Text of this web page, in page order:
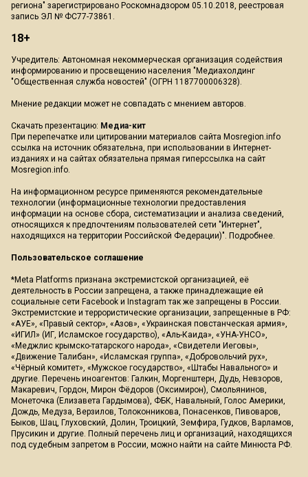
региона" зарегистрировано Роскомнадзором 05.10.2018, реестровая
запись ЭЛ № ФС77-73861.
18+
Учредитель: Автономная некоммерческая организация содействия
информированию и просвещению населения "Медиахолдинг
"Общественная служба новостей" (ОГРН 1187700006328).
Мнение редакции может не совпадать с мнением авторов.
Скачать презентацию: Медиа-кит
При перепечатке или цитировании материалов сайта Mosregion.info
ссылка на источник обязательна, при использовании в Интернет-
изданиях и на сайтах обязательна прямая гиперссылка на сайт
Mosregion.info.
На информационном ресурсе применяются рекомендательные
технологии (информационные технологии предоставления
информации на основе сбора, систематизации и анализа сведений,
относящихся к предпочтениям пользователей сети "Интернет",
находящихся на территории Российской Федерации)". Подробнее.
Пользовательское соглашение
*Meta Platforms признана экстремистской организацией, её
деятельность в России запрещена, а также принадлежащие ей
социальные сети Facebook и Instagram так же запрещены в России.
Экстремистские и террористические организации, запрещенные в РФ:
«АУЕ», «Правый сектор», «Азов», «Украинская повстанческая армия»,
«ИГИЛ» (ИГ, Исламское государство), «Аль-Каида», «УНА-УНСО»,
«Меджлис крымско-татарского народа», «Свидетели Иеговы»,
«Движение Талибан», «Исламская группа», «Добровольчий рух»,
«Чёрный комитет», «Мужское государство», «Штабы Навального» и
другие. Перечень иноагентов: Галкин, Моргенштерн, Дудь, Невзоров,
Макаревич, Гордон, Мирон Фёдоров (Оксимирон), Смольянинов,
Монеточка (Елизавета Гардымова), ФБК, Навальный, Голос Америки,
Дождь, Медуза, Верзилов, Толоконникова, Понасенков, Пивоваров,
Быков, Шац, Глуховский, Долин, Троицкий, Земфира, Гудков, Варламов,
Прусикин и другие. Полный перечень лиц и организаций, находящихся
под судебным запретом в России, можно найти на сайте Минюста РФ.